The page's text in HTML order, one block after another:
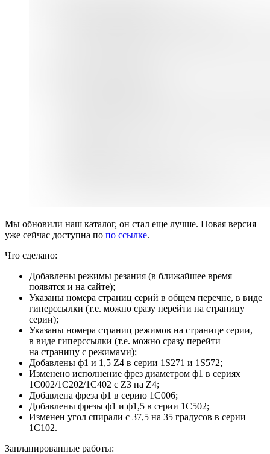
Мы обновили наш каталог, он стал еще лучше. Новая версия
уже сейчас доступна по по ссылке.
Что сделано:
Добавлены режимы резания (в ближайшее время
появятся и на сайте);
Указаны номера страниц серий в общем перечне, в виде
гиперссылки (т.е. можно сразу перейти на страницу
серии);
Указаны номера страниц режимов на странице серии,
в виде гиперссылки (т.е. можно сразу перейти
на страницу с режимами);
Добавлены ф1 и 1,5 Z4 в серии 1S271 и 1S572;
Изменено исполнение фрез диаметром ф1 в сериях
1C002/1C202/1C402 с Z3 на Z4;
Добавлена фреза ф1 в серию 1C006;
Добавлены фрезы ф1 и ф1,5 в серии 1C502;
Изменен угол спирали с 37,5 на 35 градусов в серии
1C102.
Запланированные работы: